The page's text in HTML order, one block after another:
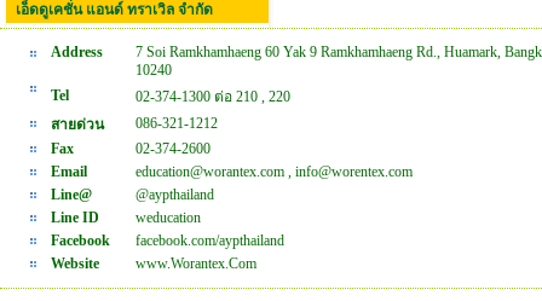
เอ็ดดูเคชั่น แอนด์ ทราเวิล จำกัด
Address
7 Soi Ramkhamhaeng 60 Yak 9 Ramkhamhaeng Rd., Huamark,
10240
Tel
02-374-1300 ต่อ 210 , 220
สายด่วน
086-321-1212
Fax
02-374-2600
Email
education@worantex.com , info@worentex.com
Line@
@aypthailand
Line ID
weducation
Facebook
facebook.com/aypthailand
Website
www.Worantex.Com